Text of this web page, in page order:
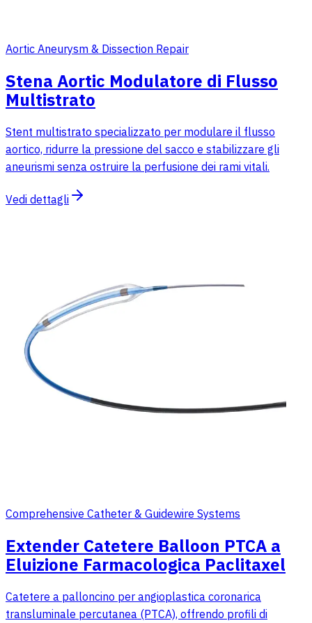
Aortic Aneurysm & Dissection Repair
Stena Aortic Modulatore di Flusso
Multistrato
Stent multistrato specializzato per modulare il flusso
aortico, ridurre la pressione del sacco e stabilizzare gli
aneurismi senza ostruire la perfusione dei rami vitali.
Vedi dettagli
Comprehensive Catheter & Guidewire Systems
Extender Catetere Balloon PTCA a
Eluizione Farmacologica Paclitaxel
Catetere a palloncino per angioplastica coronarica
transluminale percutanea (PTCA), offrendo profili di